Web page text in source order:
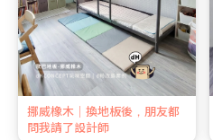
挪威橡木｜換地板後，朋友都
問我請了設計師